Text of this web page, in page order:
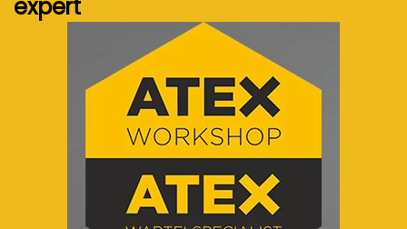
expert